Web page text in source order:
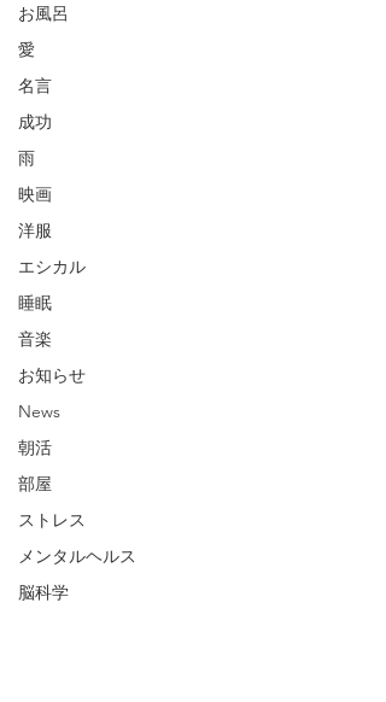
お風呂
愛
名言
成功
雨
映画
洋服
エシカル
睡眠
音楽
お知らせ
News
朝活
部屋
ストレス
メンタルヘルス
脳科学